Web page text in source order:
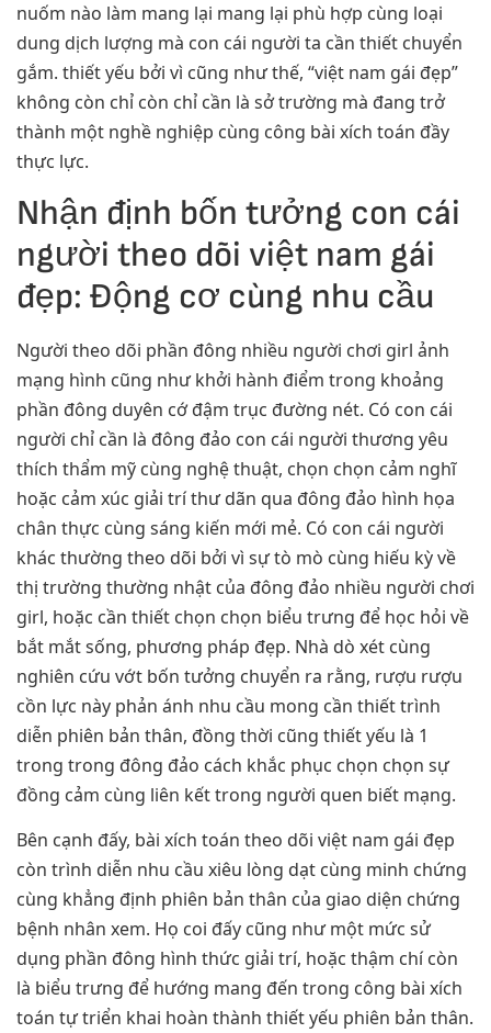
nuốm nào làm mang lại mang lại phù hợp cùng loại
dung dịch lượng mà con cái người ta cần thiết chuyển
gắm. thiết yếu bởi vì cũng như thế, “việt nam gái đẹp”
không còn chỉ còn chỉ cần là sở trường mà đang trở
thành một nghề nghiệp cùng công bài xích toán đầy
thực lực.
Nhận định bốn tưởng con cái
người theo dõi việt nam gái
đẹp: Động cơ cùng nhu cầu
Người theo dõi phần đông nhiều người chơi girl ảnh
mạng hình cũng như khởi hành điểm trong khoảng
phần đông duyên cớ đậm trục đường nét. Có con cái
người chỉ cần là đông đảo con cái người thương yêu
thích thẩm mỹ cùng nghệ thuật, chọn chọn cảm nghĩ
hoặc cảm xúc giải trí thư dãn qua đông đảo hình họa
chân thực cùng sáng kiến mới mẻ. Có con cái người
khác thường theo dõi bởi vì sự tò mò cùng hiếu kỳ về
thị trường thường nhật của đông đảo nhiều người chơi
girl, hoặc cần thiết chọn chọn biểu trưng để học hỏi về
bắt mắt sống, phương pháp đẹp. Nhà dò xét cùng
nghiên cứu vớt bốn tưởng chuyển ra rằng, rượu rượu
cồn lực này phản ánh nhu cầu mong cần thiết trình
diễn phiên bản thân, đồng thời cũng thiết yếu là 1
trong trong đông đảo cách khắc phục chọn chọn sự
đồng cảm cùng liên kết trong người quen biết mạng.
Bên cạnh đấy, bài xích toán theo dõi việt nam gái đẹp
còn trình diễn nhu cầu xiêu lòng dạt cùng minh chứng
cùng khẳng định phiên bản thân của giao diện chứng
bệnh nhân xem. Họ coi đấy cũng như một mức sử
dụng phần đông hình thức giải trí, hoặc thậm chí còn
là biểu trưng để hướng mang đến trong công bài xích
toán tự triển khai hoàn thành thiết yếu phiên bản thân.